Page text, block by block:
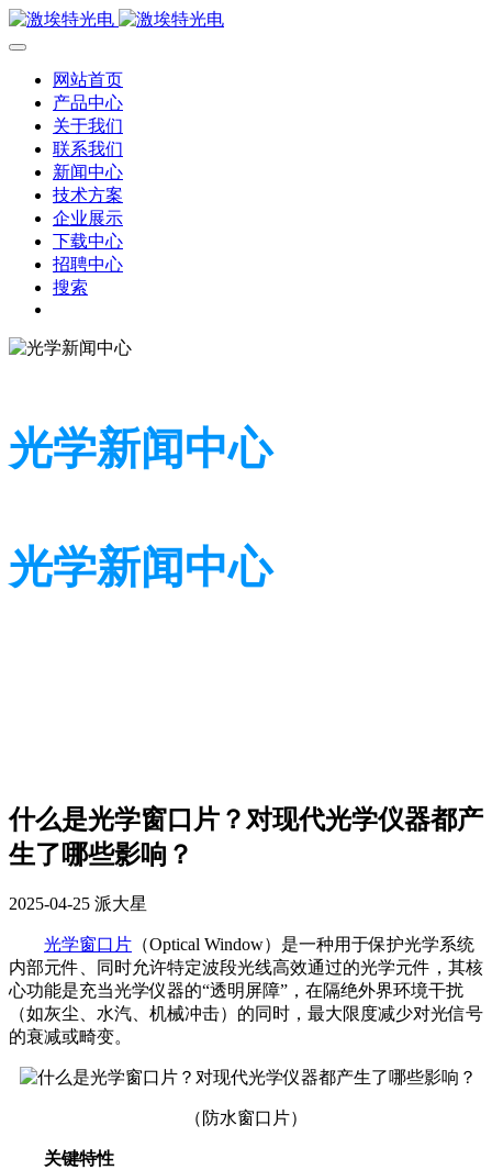
网站首页
产品中心
关于我们
联系我们
新闻中心
技术方案
企业展示
下载中心
招聘中心
搜索
光学新闻中心
光学新闻中心
什么是光学窗口片？对现代光学仪器都产
生了哪些影响？
2025-04-25 派大星
光学窗口片 （Optical Window）是一种用于保护光学系统
内部元件、同时允许特定波段光线高效通过的光学元件，其核
心功能是充当光学仪器的“透明屏障”，在隔绝外界环境干扰
（如灰尘、水汽、机械冲击）的同时，最大限度减少对光信号
的衰减或畸变。
（防水窗口片）
关键特性